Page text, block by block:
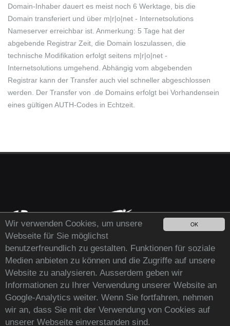
OK
Wir verwenden Cookies, um unsere
Webseite für Sie möglichst
benutzerfreundlich zu gestalten. Funktionen für soziale
Medien anbieten zu können und die Zugriffe auf unsere
Website zu analysieren. Ausserdem geben wir
Informationen zu Ihrer Verwendung unserer Website an
Google-Analytics weiter. Wenn Sie fortfahren, nehmen
wir an, dass Sie mit der Verwendung von Cookies auf
unserer Webseite einverstanden sind.
Domain-Inhaber dauert es meist noch 6 Werktage, bis die
Domain transferiert und über m|r|o|net - Internetsolutions
Nameserver erreichbar ist. Anmerkung: 5 Tage hat der
abgebende Registrar Zeit, die Domain loszulassen, die
technische Modifikation erfolgt seitens m|r|o|net -
Internetsolutions umgehend. Abhängig vom abgebenden
Registrar kann der Transfer auch viel schneller abgeschlossen
werden. Der Transfer von .de Domains erfolgt bei Vorhandensein
eines gültigen AUTH-Codes in Echtzeit.
Copyright© 2026 by m|r|o|net - Internetsolutions